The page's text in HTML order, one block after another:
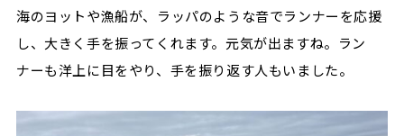
海のヨットや漁船が、ラッパのような音でランナーを応援
し、大きく手を振ってくれます。元気が出ますね。ラン
ナーも洋上に目をやり、手を振り返す人もいました。